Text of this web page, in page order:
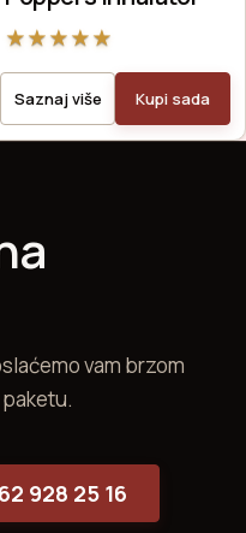
★★★★★
Saznaj više Kupi sada
vam brzom
928 25 16